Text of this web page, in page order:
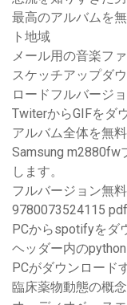
最高のアルバムを
ト地域
メール用の音楽フ
スケッチアップダ
ロードフルバージ
TwiterからGIFをダ
アルバム全体を無
Samsung m2880fw
します。
フルバージョン無
9780073524115
PCからspotifyをダ
ヘッダー内の
PCがダウンロード
臨床薬物動態の概